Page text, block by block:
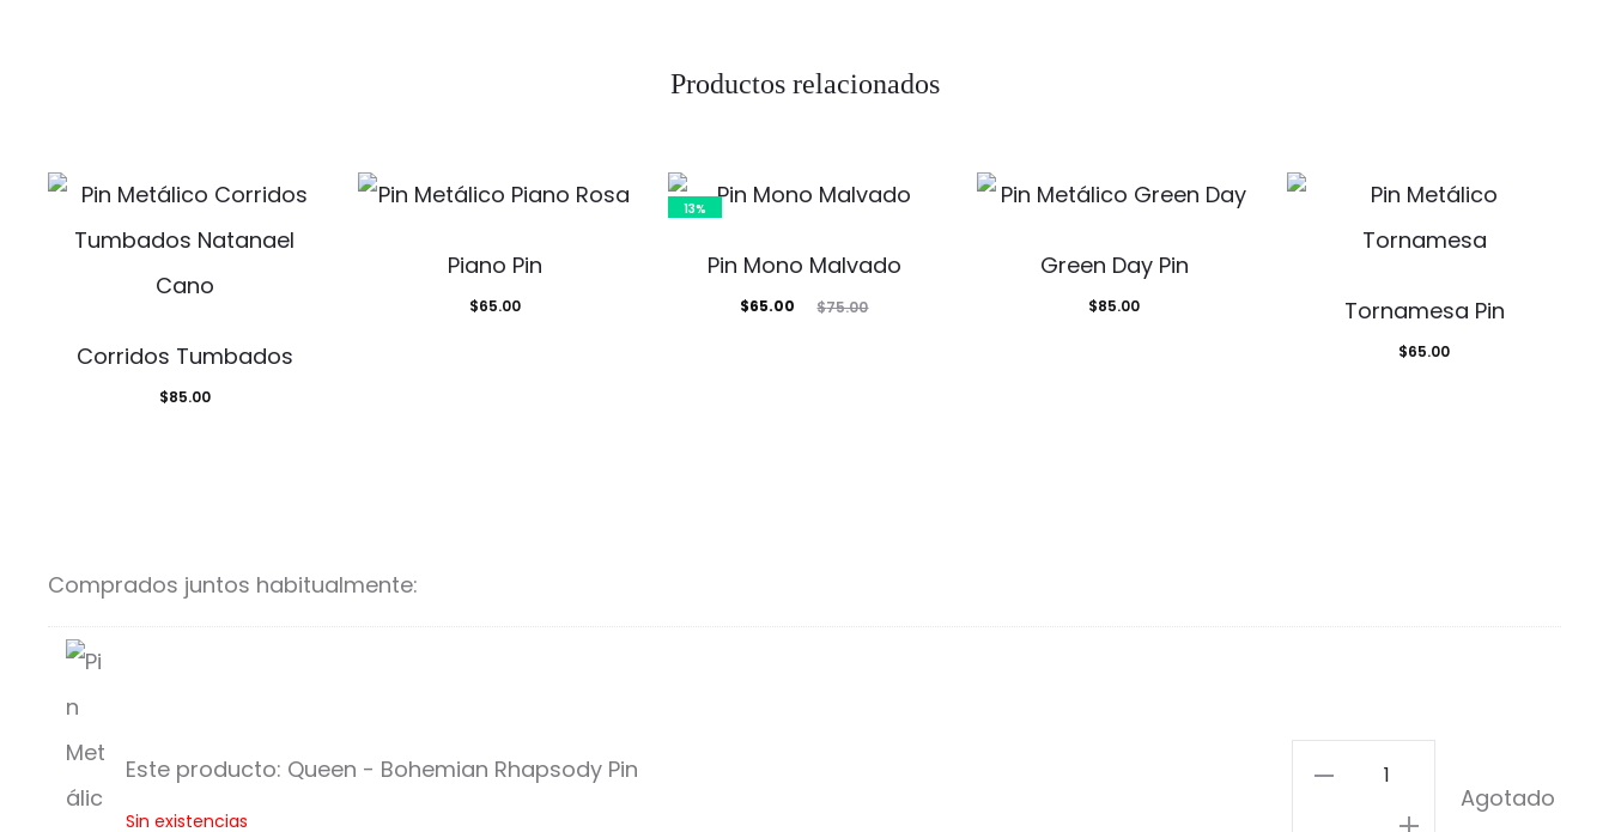
Productos relacionados
Corridos Tumbados
$85.00
Piano Pin
$65.00
13%
Pin Mono Malvado
$75.00
El
$65.00
El
Green Day Pin
$85.00 Tornamesa Pin
$65.00
Comprados juntos habitualmente:
Este producto: Queen - Bohemian Rhapsody Pin
Sin existencias
Queen
Agotado